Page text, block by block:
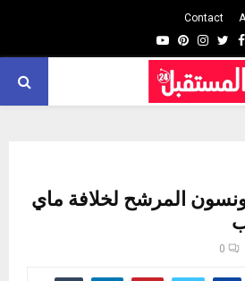
Contact
Facebook
Twitter
Instagram
Pinterest
Youtube
المرشح لخلافة ماي
0